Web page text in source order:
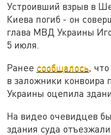
Устроивший взрыв в
Киева погиб - он
глава МВД Украины
5 июля.
Ранее сообщалось,
в заложники конвоира
Украины оцепила
На видео очевидцев
здания суда